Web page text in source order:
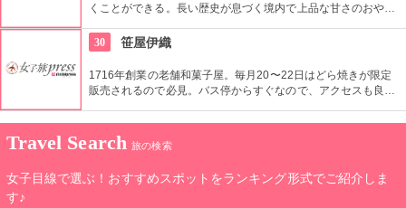
くことができる。長い歴史が息づく境内で上品な甘さのおやつ
ひ。
30 笹屋伊織
1716年創業の老舗和菓子屋。毎月20〜22日はどら焼きが限定
販売されるので必見。バス停からすぐなので、アクセスも良
Travel Search 旅の検索
女子目線で選ぶ！おすすめスポットをランキング形式でご紹介しま
す♪